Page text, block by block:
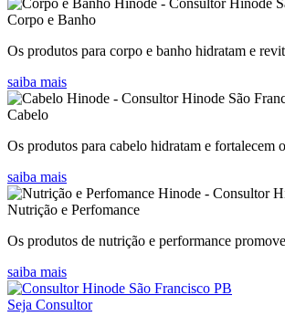
Corpo e Banho
Os produtos para corpo e banho hidratam e
saiba mais
Cabelo
Os produtos para cabelo hidratam e fortalecem
saiba mais
Nutrição e Perfomance
Os produtos de nutrição e performance
saiba mais
Seja Consultor